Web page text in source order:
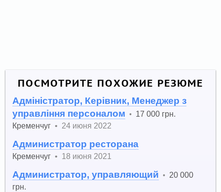
ПОСМОТРИТЕ ПОХОЖИЕ РЕЗЮМЕ
Адміністратор, Керівник, Менеджер з
управління персоналом • 17 000 грн.
Кременчуг • 24 июня 2022
Администратор ресторана
Кременчуг • 18 июня 2021
Администратор, управляющий • 20 000
грн.